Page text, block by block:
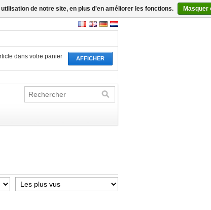
AFFICHER
dans votre panier
de notre site, en plus d'en améliorer les fonctions. Masquer